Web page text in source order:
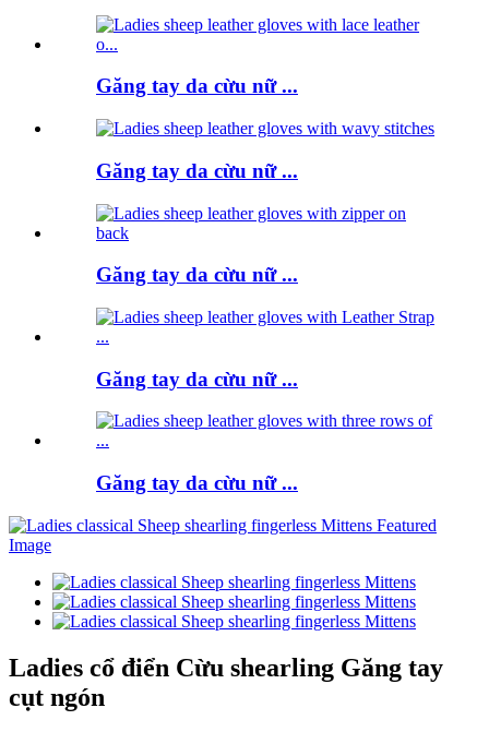
Găng tay da cừu nữ ...
Găng tay da cừu nữ ...
Găng tay da cừu nữ ...
Găng tay da cừu nữ ...
Găng tay da cừu nữ ...
Ladies cổ điển Cừu shearling Găng tay
cụt ngón